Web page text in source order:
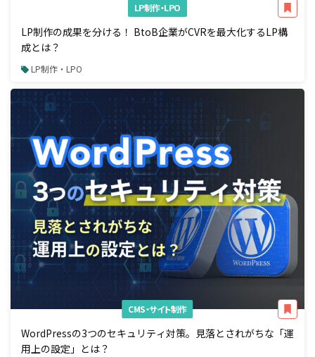
LP制作・LPO
LP制作の成果を分ける！ BtoB企業がCVRを最大化するLP構
成とは？
LP制作・LPO
CMS・サイト制作
WordPressの3つのセキュリティ対策。見落とされがちな「運
用上の設定」とは？